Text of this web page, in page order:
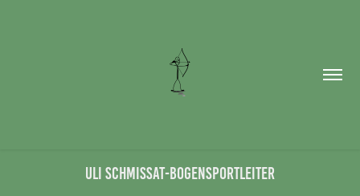
Uli Schmissat-Bogensportleiter